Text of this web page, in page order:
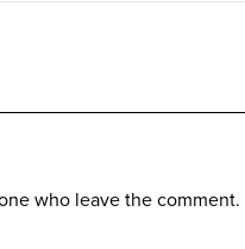
who leave the comment.